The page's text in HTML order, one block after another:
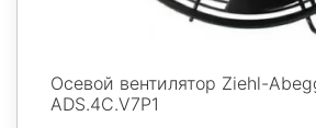
Осевой вентилятор Ziehl-
ADS.4C.V7P1